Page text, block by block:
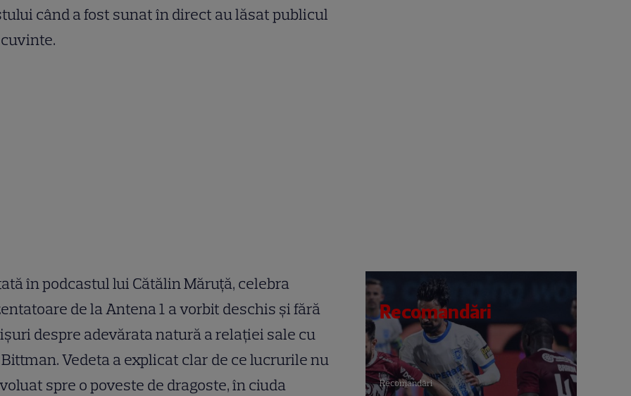
când a fost sunat în direct au lăsat publicul
în podcastul lui Cătălin Măruță, celebra
de la Antena 1 a vorbit deschis și fără
despre adevărata natură a relației sale cu
Vedeta a explicat clar de ce lucrurile nu
spre o poveste de dragoste, în ciuda
Recomandări
Recomandări